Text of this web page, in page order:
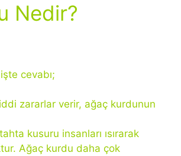
Nedir?
cevabı;
zararlar verir, ağaç kurdunun
kusuru insanları ısırarak
Ağaç kurdu daha çok